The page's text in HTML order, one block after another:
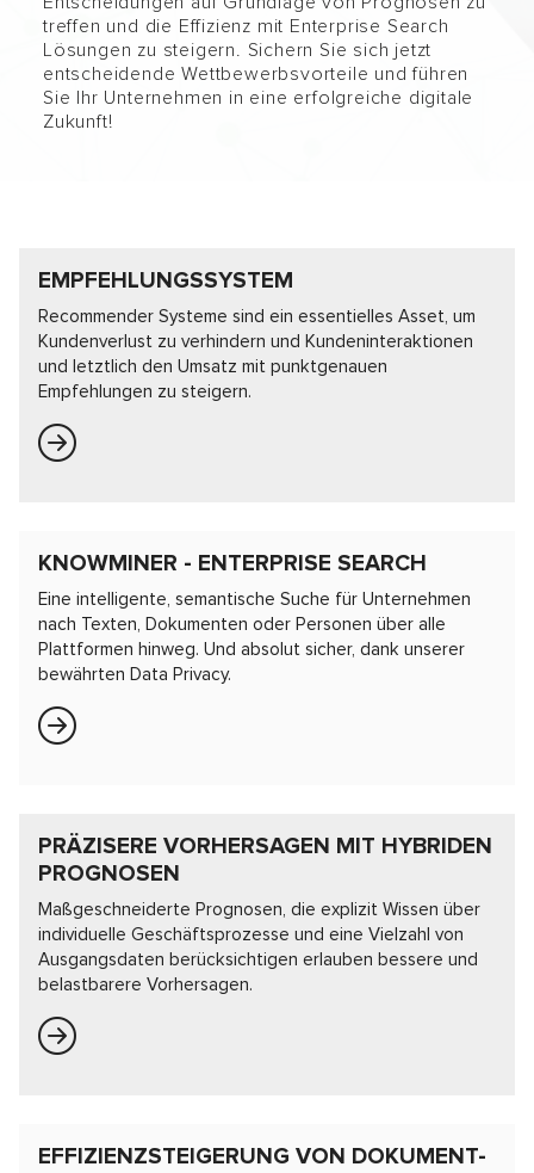
treffen und die Effizienz mit Enterprise Search
Lösungen zu steigern. Sichern Sie sich jetzt
entscheidende Wettbewerbsvorteile und führen
Sie Ihr Unternehmen in eine erfolgreiche digitale
Zukunft!
EMPFEHLUNGSSYSTEM
Recommender Systeme sind ein essentielles Asset, um
Kundenverlust zu verhindern und Kundeninteraktionen
und letztlich den Umsatz mit punktgenauen
Empfehlungen zu steigern.
KNOWMINER - ENTERPRISE SEARCH
Eine intelligente, semantische Suche für Unternehmen
nach Texten, Dokumenten oder Personen über alle
Plattformen hinweg. Und absolut sicher, dank unserer
bewährten Data Privacy.
PRÄZISERE VORHERSAGEN MIT HYBRIDEN
PROGNOSEN
Maßgeschneiderte Prognosen, die explizit Wissen über
individuelle Geschäftsprozesse und eine Vielzahl von
Ausgangsdaten berücksichtigen erlauben bessere und
belastbarere Vorhersagen.
EFFIZIENZSTEIGERUNG VON DOKUMENT-